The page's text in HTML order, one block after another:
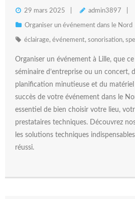
29 mars 2025 admin3897
Organiser un événement dans le Nord
éclairage, événement, sonorisation,
Organiser un événement à Lille, que
séminaire d’entreprise ou un concert,
planification minutieuse et du
succès de votre événement dans le
essentiel de bien choisir votre lieu,
prestataires techniques. Découvrez
les solutions techniques
réussi.